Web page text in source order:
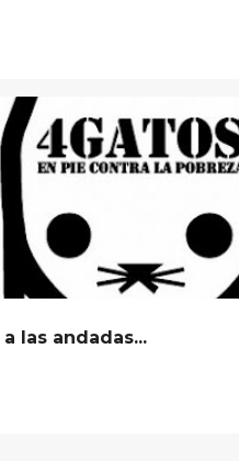
las andadas...